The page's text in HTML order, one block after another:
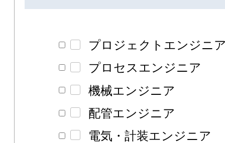
プロジェクトエンジニ
プロセスエンジニア
機械エンジニア
配管エンジニア
電気・計装エンジニア